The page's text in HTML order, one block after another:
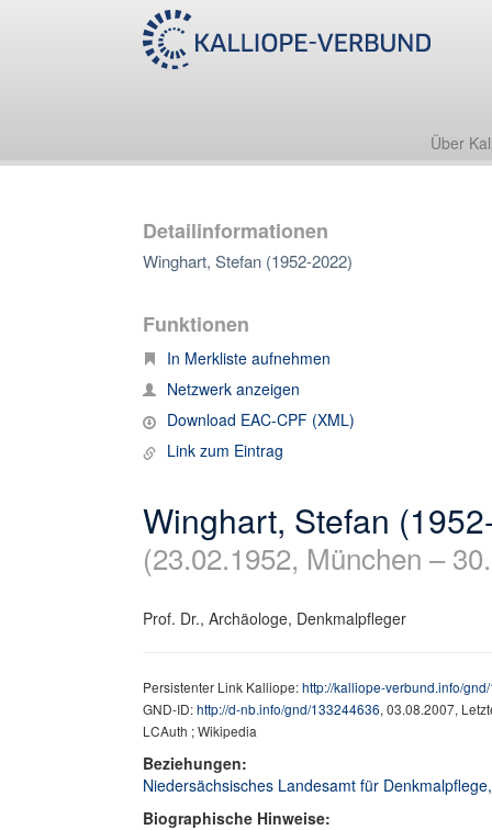
Über
Detailinformationen
Winghart, Stefan (1952-2022)
Funktionen
In Merkliste aufnehmen
Netzwerk anzeigen
Download EAC-CPF (XML)
Link zum Eintrag
Winghart, Stefan
(23.02.1952, München –
Prof. Dr., Archäologe, Denkmalpfleger
Persistenter Link Kalliope:http://kalliope-verbund.info/
GND-ID:http://d-nb.info/gnd/133244636, 03.08.2007,
LCAuth ; Wikipedia
Beziehungen:
Niedersächsisches Landesamt für
Biographische Hinweise: